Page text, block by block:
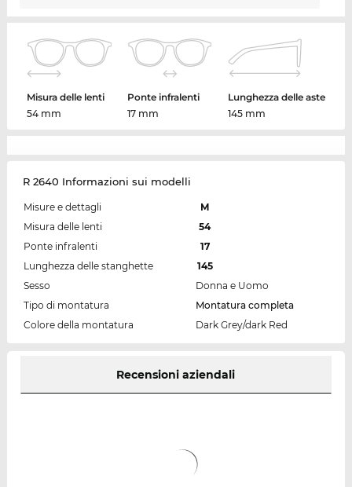
Misura delle lenti
54 mm
Ponte infralenti
17 mm
Lunghezza delle aste
145 mm
R 2640 Informazioni sui modelli
Misure e dettagli
M
Misura delle lenti
54
Ponte infralenti
17
Lunghezza delle stanghette
145
Sesso
Donna e Uomo
Tipo di montatura
Montatura completa
Colore della montatura
Dark Grey/dark Red
Recensioni aziendali